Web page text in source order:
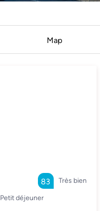
Map
Très bien
83
Petit déjeuner